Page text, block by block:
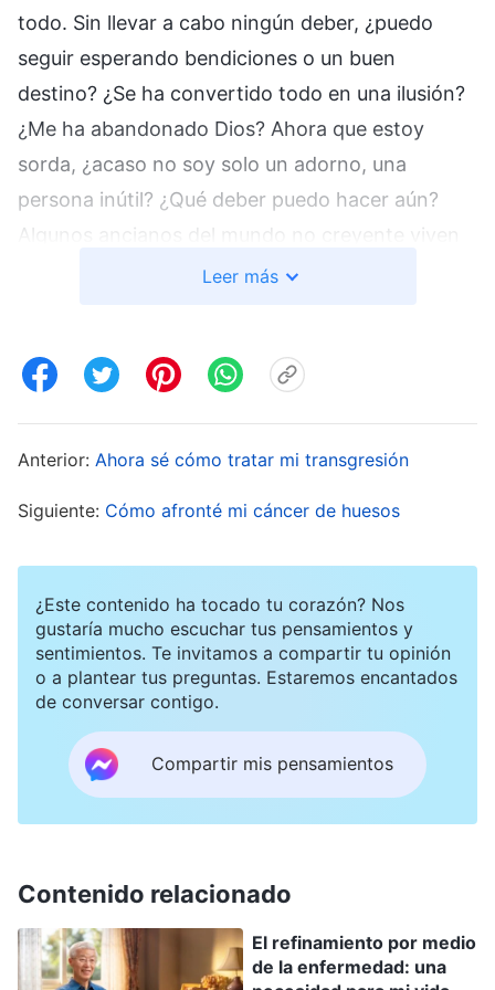
todo. Sin llevar a cabo ningún deber, ¿puedo
seguir esperando bendiciones o un buen
destino? ¿Se ha convertido todo en una ilusión?
¿Me ha abandonado Dios? Ahora que estoy
sorda, ¿acaso no soy solo un adorno, una
persona inútil? ¿Qué deber puedo hacer aún?
Algunos ancianos del mundo no creyente viven
más de cien años y gozan de buena vista y
con entusiasmo y he cumplido activamente con
que la iglesia me encargara, siempre los hice con
edad entorpeciera mis deberes. Así que Dios
podido quedarme sorda? Ahora no puedo oír la
voz de Dios ni cumplir con mis deberes. ¿Cómo
puedo perseguir así la verdad? No tengo
esperanza de salvación y la belleza del reino se
ha vuelto inalcanzable. Todo ha acabado. Parece
que Dios ya no me quiere. En fin, tengo casi
venga”. Vivía sumida en quejas y malentendidos
sobre Dios, me sentía realmente negativa e
inquieta. Empecé a distraerme con el teléfono
Leer más
Anterior: Ahora sé cómo tratar mi transgresión
Siguiente: Cómo afronté mi cáncer de huesos
¿Este contenido ha tocado tu corazón? Nos
gustaría mucho escuchar tus pensamientos y
sentimientos. Te invitamos a compartir tu opinión
o a plantear tus preguntas. Estaremos encantados
de conversar contigo.
Compartir mis pensamientos
Contenido relacionado
El refinamiento por medio
de la enfermedad: una